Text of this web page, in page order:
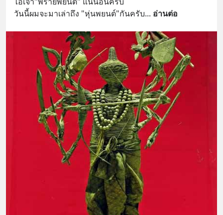
วันนี้ผมจะมาเล่าถึง "หุ่นพยนต์"กันครับ... อ่านต่อ